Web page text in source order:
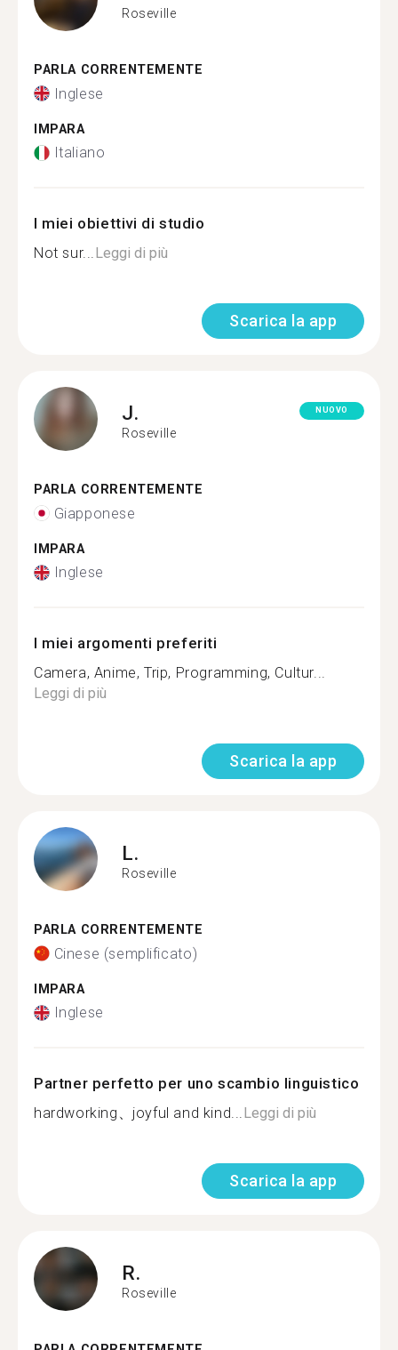
Roseville
PARLA CORRENTEMENTE
Inglese
IMPARA
Italiano
I miei obiettivi di studio
Not sur...Leggi di più
Scarica la app
J.
Roseville
NUOVO
PARLA CORRENTEMENTE
Giapponese
IMPARA
Inglese
I miei argomenti preferiti
Camera, Anime, Trip, Programming, Cultur...
Leggi di più
Scarica la app
L.
Roseville
PARLA CORRENTEMENTE
Cinese (semplificato)
IMPARA
Inglese
Partner perfetto per uno scambio linguistico
hardworking、joyful and kind...Leggi di più
Scarica la app
R.
Roseville